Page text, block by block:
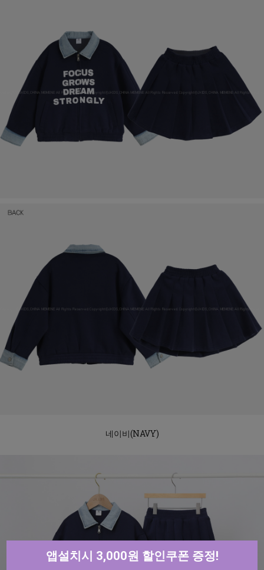
네이비(NAVY)
앱설치시 3,000원 할인쿠폰 증정!